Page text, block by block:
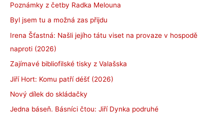
Poznámky z četby Radka Melouna
Byl jsem tu a možná zas přijdu
Irena Šťastná: Našli jejího tátu viset na provaze v hospodě
naproti (2026)
Zajímavé bibliofilské tisky z Valašska
Jiří Hort: Komu patří déšť (2026)
Nový dílek do skládačky
Jedna báseň. Básníci čtou: Jiří Dynka podruhé